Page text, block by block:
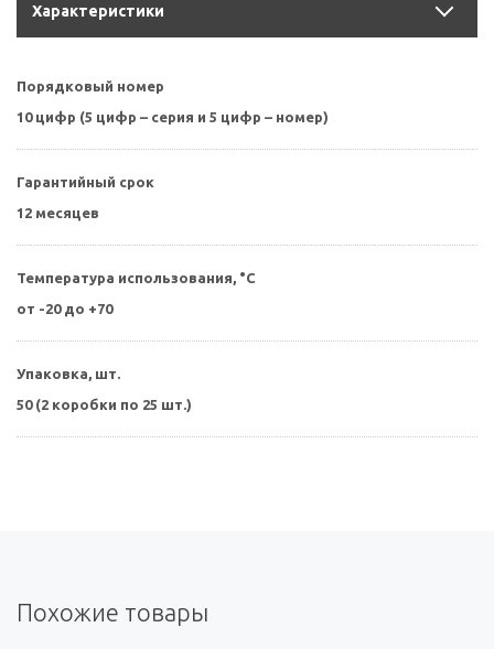
Характеристики
Порядковый номер
10 цифр (5 цифр – серия и 5 цифр – номер)
Гарантийный срок
12 месяцев
Температура использования, °С
от -20 до +70
Упаковка, шт.
50 (2 коробки по 25 шт.)
Похожие товары